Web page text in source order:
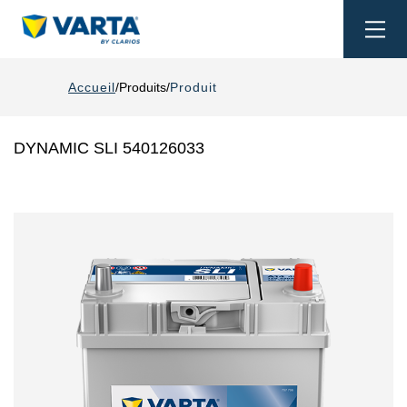
Accueil Produits Produit
DYNAMIC SLI 540126033